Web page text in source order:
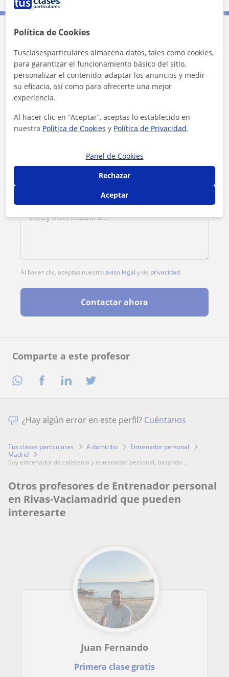
Comparte a este profesor
Tarifa 20 €/h
1ª clase gratis
Al hacer clic, aceptas nuestroaviso legal y de privacidad
Contactar ahora
¿Hay algún error en este perfil? Cuéntanos
Tus clases particulares A domicilio
Entrenador personal
Madrid
soy entrenador de calistenia y entrenador personal, basando ...
Otros profesores de Entrenador personal
en Rivas-Vaciamadrid que pueden
interesarte
Juan Fernando
Primera clase gratis
Política de Cookies
Tusclasesparticulares almacena datos, tales como cookies,
para garantizar el funcionamiento básico del sitio,
personalizar el contenido, adaptar los anuncios y medir
su eficacia, así como para ofrecerte una mejor
experiencia.
Al hacer clic en “Aceptar”, aceptas lo establecido en
nuestra Política de Cookies y Política de Privacidad.
Panel de Cookies
Rechazar
Aceptar